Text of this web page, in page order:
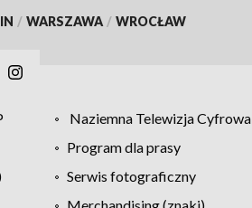
/ WARSZAWA / WROCŁAW
Naziemna Telewizja Cyfrowa
Program dla prasy
Serwis fotograficzny